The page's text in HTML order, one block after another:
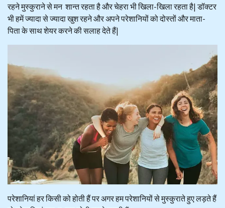
रहने मुस्कुराने से मन शान्त रहता है और चेहरा भी खिला-खिला रहता है| डॉक्टर
भी हमें ज्यादा से ज्यादा खुश रहने और अपने परेशानियों को दोस्तों और माता-
पिता के साथ शेयर करने की सलाह देते हैं|
परेशानियां हर किसी को होती हैं पर अगर हम परेशानियों से मुस्कुराते हुए लड़ते हैं